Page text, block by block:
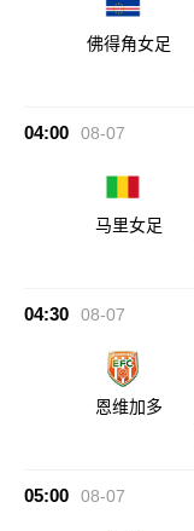
佛得角女足
04:00 08-07
马里女足
04:30 08-07
恩维加多
05:00 08-07